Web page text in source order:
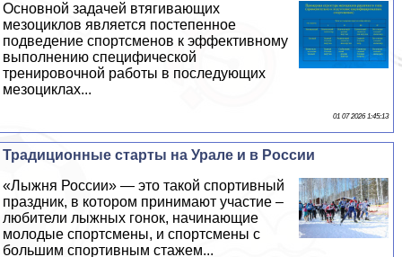
Основной задачей втягивающих
мезоциклов является постепенное
подведение спортсменов к эффективному
выполнению специфической
тренировочной работы в последующих
мезоциклах...
01 07 2026 1:45:13
Традиционные старты на Урале и в России
«Лыжня России» — это такой спортивный
праздник, в котором принимают участие –
любители лыжных гонок, начинающие
молодые спортсмены, и спортсмены с
большим спортивным стажем...